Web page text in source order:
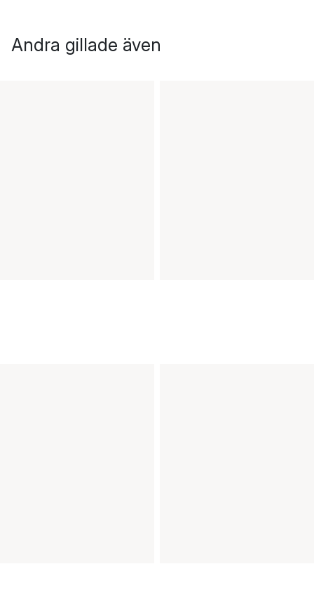
Andra gillade även